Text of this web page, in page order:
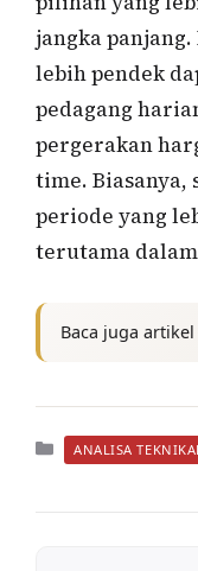
jangka
lebih pendek
pedagang
pergerakan
time. Biasanya,
periode yang
terutama
Baca juga
Kategori
ANALISA TEKNIKAL